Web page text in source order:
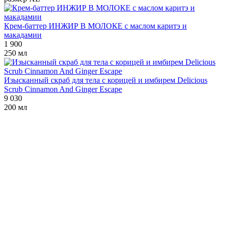
Крем-баттер ИНЖИР В МОЛОКЕ с маслом каритэ и
макадамии
1 900
250 мл
Изысканный скраб для тела с корицей и имбирем Delicious
Scrub Cinnamon And Ginger Escape
9 030
200 мл